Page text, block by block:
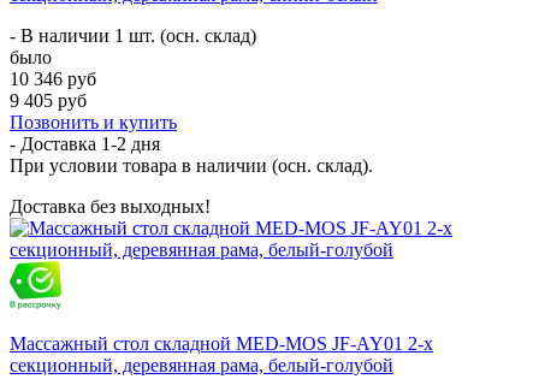
- В наличии 1 шт. (осн. склад)
было
10 346 руб
9 405 руб
Позвонить и купить
- Доставка 1-2 дня
При условии товара в наличии (осн. склад).
Доставка без выходных!
Массажный стол складной MED-MOS JF-AY01 2-х
секционный, деревянная рама, белый-голубой